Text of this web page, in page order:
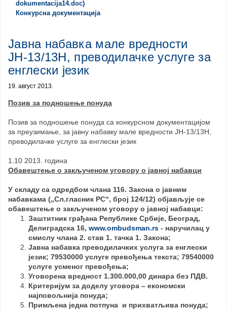
Конкурсна документација
Јавна набавка мале вредности
ЈН-13/13Н, преводилачке услуге за
енглески језик
19. август 2013.
Позив за подношење понуда
Позив за подношење понуда са конкурсном документацијом
за преузимање, за јавну набавку мале вредности ЈН-13/13Н,
преводилачке услуге за енглески језик
1.10 2013. година
Обавештење о закљученом уговору о јавној набавци
У складу са одредбом члана 116. Закона о јавним
набавкама („Сл.гласник РС“, број 124/12) објављује се
обавештење о закљученом уговору о јавној набавци:
Заштитник грађана Републике Србије, Београд,
Делиградска 16, www.ombudsman.rs - наручилац у
смислу члана 2. став 1. тачка 1. Закона;
Јавна набавка преводилачких услуга за енглески
језик; 79530000 услуге превођења текста; 79540000
услуге усменог превођења;
Уговорена вредност 1.300.000,00 динара без ПДВ.
Критеријум за доделу уговора – економски
најповољнија понуда;
Примљена једна потпуна и прихватљива понуда;